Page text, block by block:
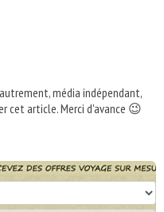
média indépendant,
cet article. Merci d'avance 😉